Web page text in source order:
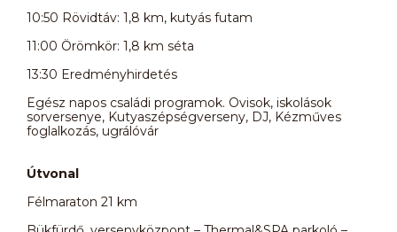
10:50 Rövidtáv: 1,8 km, kutyás futam
11:00 Örömkör: 1,8 km séta
13:30 Eredményhirdetés
Egész napos családi programok. Ovisok, iskolások
sorversenye, Kutyaszépségverseny, DJ, Kézműves
foglalkozás, ugrálóvár
Útvonal
Félmaraton 21 km